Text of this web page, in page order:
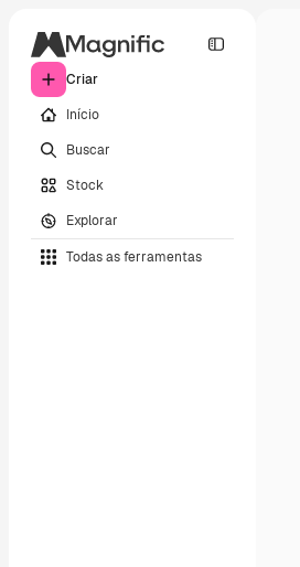
Criar
Início
Buscar
Stock
Explorar
Todas as ferramentas